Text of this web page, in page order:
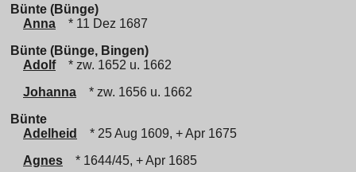
Bünte (Bünge)
Anna
* 11 Dez 1687
Bünte (Bünge, Bingen)
Adolf
* zw. 1652 u. 1662
Johanna
* zw. 1656 u. 1662
Bünte
Adelheid
* 25 Aug 1609, + Apr 1675
Agnes
* 1644/45, + Apr 1685